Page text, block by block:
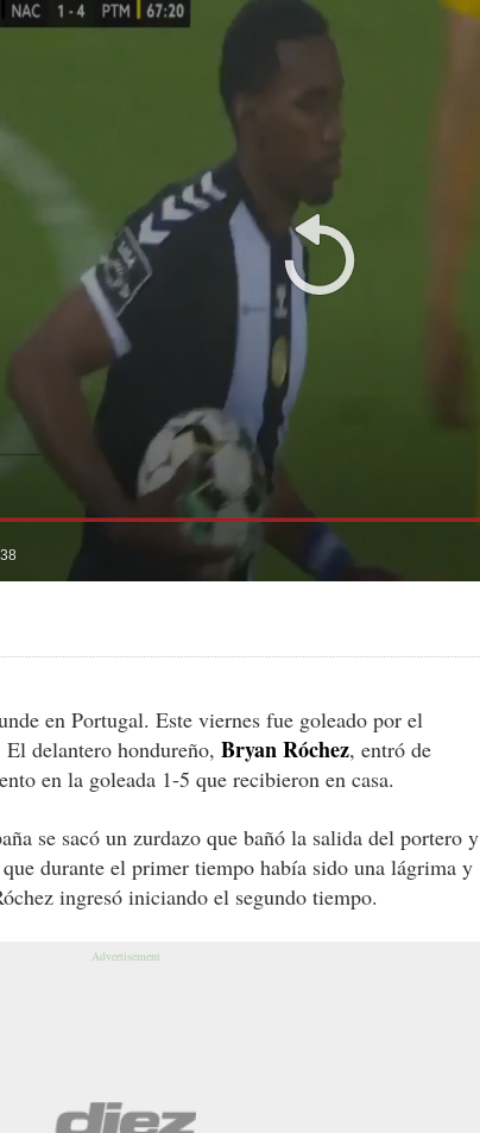
en Portugal. Este viernes fue goleado por el
delantero hondureño, Bryan Róchez, entró de
en la goleada 1-5 que recibieron en casa.
se sacó un zurdazo que bañó la salida del portero y
durante el primer tiempo había sido una lágrima y
ingresó iniciando el segundo tiempo.